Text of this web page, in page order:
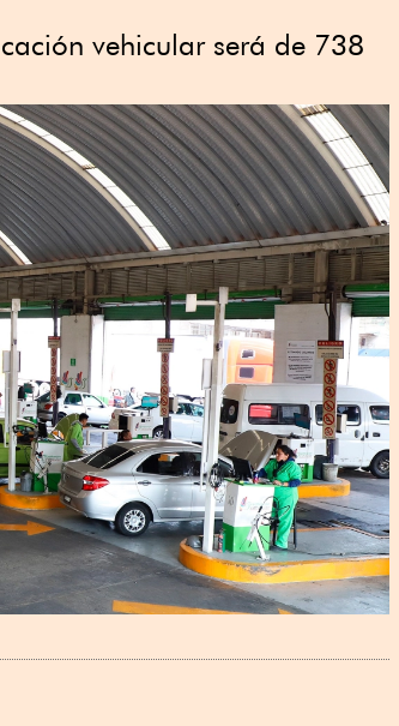
vehicular será de 738